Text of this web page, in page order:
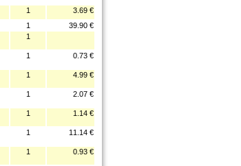
1
3.69 €
1
39.90 €
1
1 0.73 €
1 4.99 €
1 2.07 €
1 1.14 €
1 11.14 €
1 0.93 €